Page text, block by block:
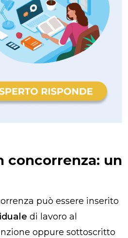
concorrenza: un
può essere inserito
di lavoro al
oppure sottoscritto